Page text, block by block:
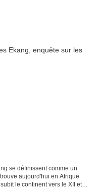
se définissent comme un
aujourd'hui en Afrique
le continent vers le XII et